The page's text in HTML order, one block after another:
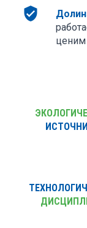
verified_user